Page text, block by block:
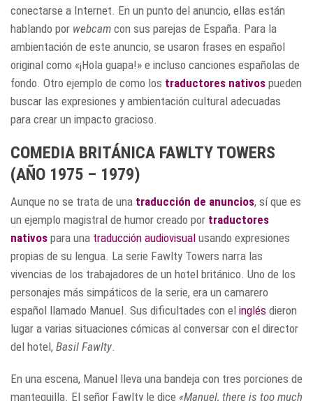
conectarse a Internet. En un punto del anuncio, ellas están
hablando por webcam con sus parejas de España. Para la
ambientación de este anuncio, se usaron frases en español
original como «¡Hola guapa!» e incluso canciones españolas de
fondo. Otro ejemplo de como los traductores nativos pueden
buscar las expresiones y ambientación cultural adecuadas
para crear un impacto gracioso.
COMEDIA BRITÁNICA FAWLTY TOWERS
(AÑO 1975 – 1979)
Aunque no se trata de una traducción de anuncios, sí que es
un ejemplo magistral de humor creado por traductores
nativos para una traducción audiovisual usando expresiones
propias de su lengua. La serie Fawlty Towers narra las
vivencias de los trabajadores de un hotel británico. Uno de los
personajes más simpáticos de la serie, era un camarero
español llamado Manuel. Sus dificultades con el inglés dieron
lugar a varias situaciones cómicas al conversar con el director
del hotel, Basil Fawlty
En una escena, Manuel lleva una bandeja con tres porciones de
mantequilla. El señor Fawlty le dice «Manuel, there is too much